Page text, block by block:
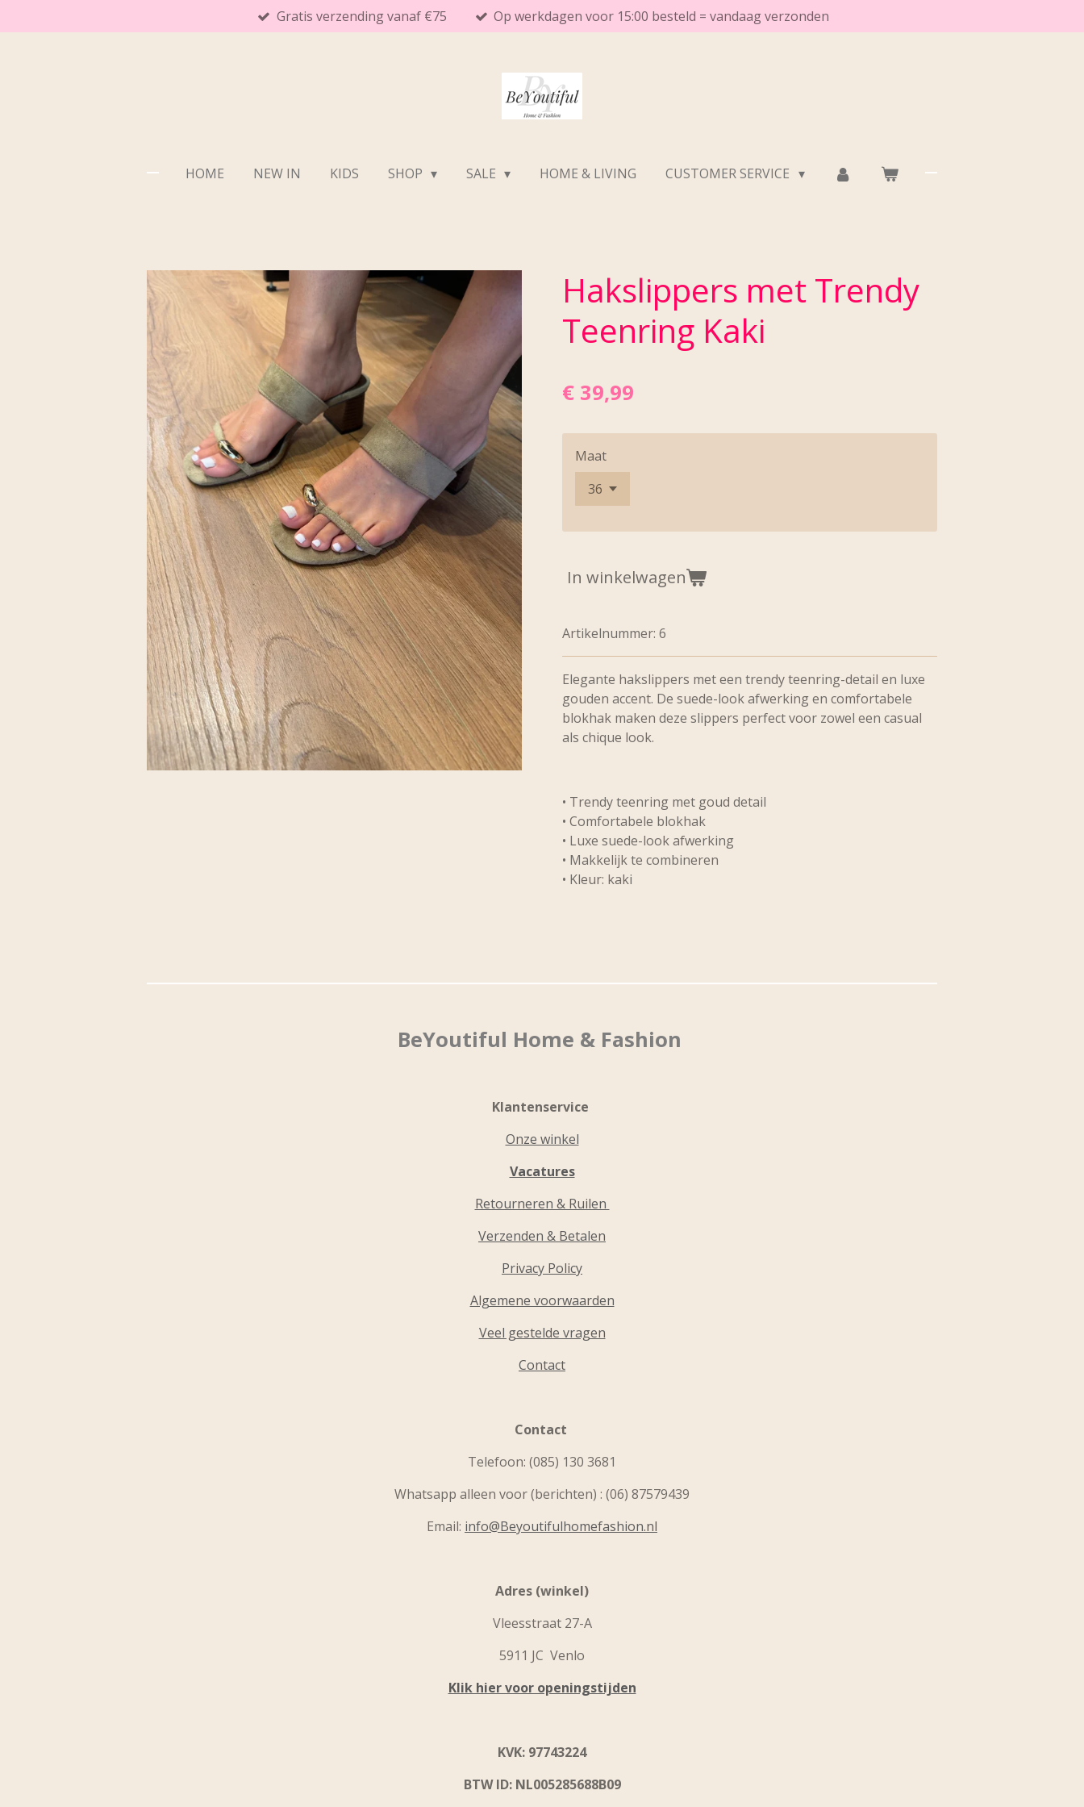
direct
Gratis verzending vanaf €75 Op werkdagen voor 15:00 besteld = vandaag verzonden
HOME NEW IN KIDS SHOP SALE HOME & LIVING CUSTOMER SERVICE
Hakslippers met Trendy
Teenring Kaki
€ 39,99
Maat
In winkelwagen
Artikelnummer: 6
Elegante hakslippers met een trendy teenring-detail en luxe
gouden accent. De suede-look afwerking en comfortabele
blokhak maken deze slippers perfect voor zowel een casual
als chique look.
• Trendy teenring met goud detail
• Comfortabele blokhak
• Luxe suede-look afwerking
• Makkelijk te combineren
• Kleur: kaki
BeYoutiful Home & Fashion
Klantenservice
Onze winkel
Vacatures
Retourneren & Ruilen
Verzenden & Betalen
Privacy Policy
Algemene voorwaarden
Veel gestelde vragen
Contact
Contact
Telefoon: (085) 130 3681
Whatsapp alleen voor (berichten) : (06) 87579439
Email: info@Beyoutifulhomefashion.nl
Adres (winkel)
Vleesstraat 27-A
5911 JC Venlo
Klik hier voor openingstijden
KVK: 97743224
BTW ID: NL005285688B09